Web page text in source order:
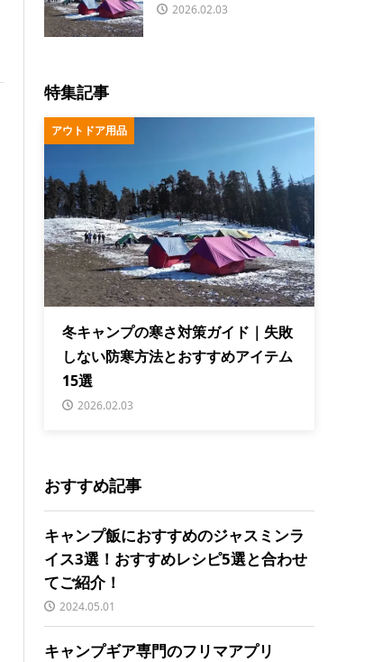
2026.02.03
特集記事
アウトドア用品
冬キャンプの寒さ対策ガイド｜失敗
しない防寒方法とおすすめアイテム
15選
2026.02.03
おすすめ記事
キャンプ飯におすすめのジャスミンラ
イス3選！おすすめレシピ5選と合わせ
てご紹介！
2024.05.01
キャンプギア専門のフリマアプリ